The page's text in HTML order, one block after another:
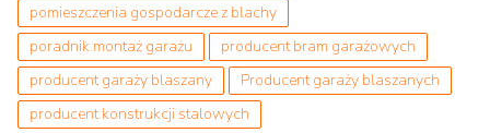
pomieszczenia gospodarcze z blachy
poradnik montaż garażu
producent bram garażowych
producent garaży blaszany
Producent garaży blaszanych
producent konstrukcji stalowych